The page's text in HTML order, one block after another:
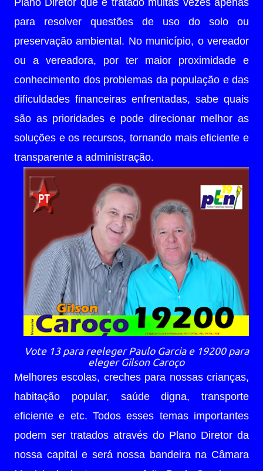
Plano Diretor que é tratado muitas vezes apenas
para resolver questões de uso do solo ou
preservação ambiental. No município, o vereador
ou a vereadora, por ter maior proximidade e
conhecimento dos problemas da população e das
dificuldades financeiras enfrentadas, sabe quais
são as prioridades e pode direcionar melhor as
soluções e os recursos, tornando mais eficiente e
transparente a administração.
Vote 13 para reeleger Paulo Garcia e 19200 para
eleger Gilson Caroço
Melhores escolas, creches para nossas crianças,
habitação popular, saúde digna, transporte
eficiente e etc. Todos esses temas importantes
podem ser tratados através do Plano Diretor da
nossa capital e será nossa bandeira na Câmara